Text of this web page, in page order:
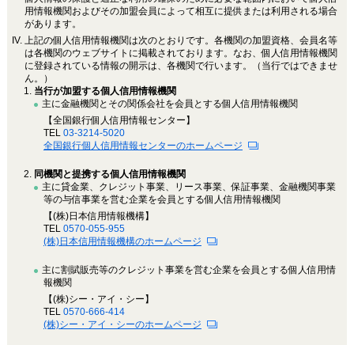
用情報機関およびその加盟会員によって相互に提供または利用される場合
があります。
上記の個人信用情報機関は次のとおりです。各機関の加盟資格、会員名等
は各機関のウェブサイトに掲載されております。なお、個人信用情報機関
に登録されている情報の開示は、各機関で行います。（当行ではできませ
ん。）
当行が加盟する個人信用情報機関
主に金融機関とその関係会社を会員とする個人信用情報機関
【全国銀行個人信用情報センター】
TEL 03-3214-5020
全国銀行個人信用情報センターのホームページ
同機関と提携する個人信用情報機関
主に貸金業、クレジット事業、リース事業、保証事業、金融機関事業
等の与信事業を営む企業を会員とする個人信用情報機関
【(株)日本信用情報機構】
TEL 0570-055-955
(株)日本信用情報機構のホームページ
主に割賦販売等のクレジット事業を営む企業を会員とする個人信用情
報機関
【(株)シー・アイ・シー】
TEL 0570-666-414
(株)シー・アイ・シーのホームページ